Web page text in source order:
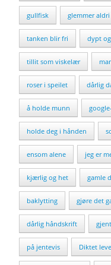
gullfisk glemmer aldri
tanken blir fri dypt
tillit som viskelær
roser i speilet dårlig
å holde munn
holde deg i hånden
ensom alene jeg er
kjærlig og het gamle
baklytting gjøre det
dårlig håndskrift
på jentevis Diktet